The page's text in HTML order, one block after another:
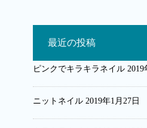
最近の投稿
ピンクでキラキラネイル 2019
ニットネイル 2019年1月27日